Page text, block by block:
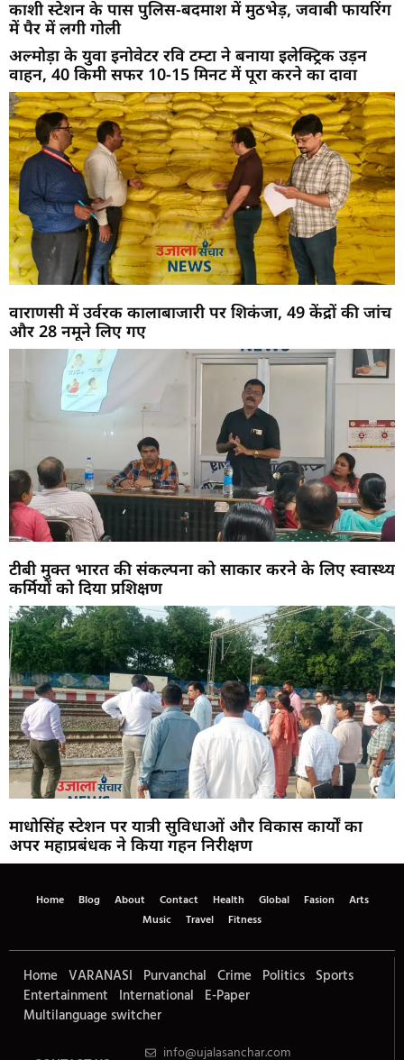
काशी स्टेशन के पास पुलिस-बदमाश में मुठभेड़, जवाबी फायरिंग
में पैर में लगी गोली
अल्मोड़ा के युवा इनोवेटर रवि टम्टा ने बनाया इलेक्ट्रिक उड़न
वाहन, 40 किमी सफर 10-15 मिनट में पूरा करने का दावा
वाराणसी में उर्वरक कालाबाजारी पर शिकंजा, 49 केंद्रों की जांच
और 28 नमूने लिए गए
टीबी मुक्त भारत की संकल्पना को साकार करने के लिए स्वास्थ्य
कर्मियों को दिया प्रशिक्षण
माधोसिंह स्टेशन पर यात्री सुविधाओं और विकास कार्यों का
अपर महाप्रबंधक ने किया गहन निरीक्षण
Home Blog About Contact Health Global Fasion
Arts
Music
Travel Fitness
Home VARANASI Purvanchal Crime Politics Sports
Entertainment International E-Paper
Multilanguage switcher
info@ujalasanchar.com